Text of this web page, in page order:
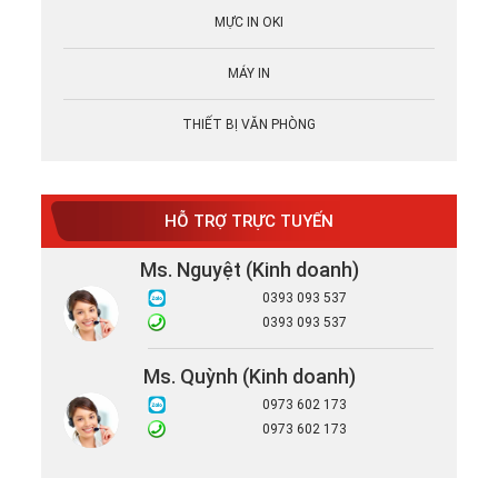
MỰC IN OKI
MÁY IN
THIẾT BỊ VĂN PHÒNG
HỖ TRỢ TRỰC TUYẾN
Ms. Nguyệt (Kinh doanh)
0393 093 537
0393 093 537
Ms. Quỳnh (Kinh doanh)
0973 602 173
0973 602 173